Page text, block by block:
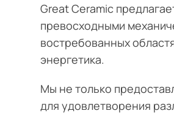
Great Ceramic
превосходными
востребованных
энергетика.
Мы не только
для удовлетворения